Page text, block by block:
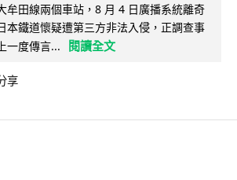
牟田線兩個車站，8 月 4 日廣播系統離奇
本鐵道懷疑遭第三方非法入侵，正調查事
一度傳言...
閱讀全文
享